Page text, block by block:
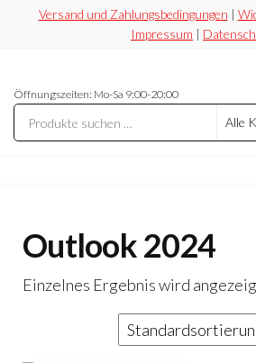
Versand und Zahlungsbedingungen |
Impressum |
Securesoft
Shop
statt
riskieren
Öffnungszeiten: Mo-Sa 9:00-20:00
Outlook 2024
Einzelnes Ergebnis wird